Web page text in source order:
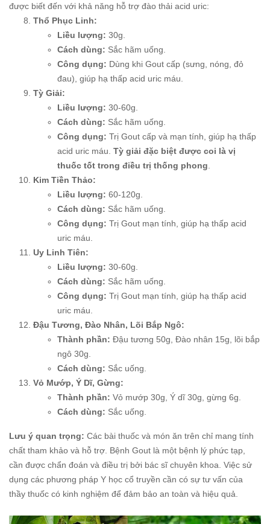
được biết đến với khả năng hỗ trợ đào thải acid uric:
Thổ Phục Linh:
Liều lượng: 30g.
Cách dùng: Sắc hãm uống.
Công dụng: Dùng khi Gout cấp (sưng, nóng, đỏ
đau), giúp hạ thấp acid uric máu.
Tỳ Giải:
Liều lượng: 30-60g.
Cách dùng: Sắc hãm uống.
Công dụng: Trị Gout cấp và mạn tính, giúp hạ thấp
acid uric máu. Tỳ giải đặc biệt được coi là vị
thuốc tốt trong điều trị thống phong
Kim Tiền Thảo:
Liều lượng: 60-120g.
Cách dùng: Sắc hãm uống.
Công dụng: Trị Gout mạn tính, giúp hạ thấp acid
uric máu.
Uy Linh Tiên:
Liều lượng: 30-60g.
Cách dùng: Sắc hãm uống.
Công dụng: Trị Gout mạn tính, giúp hạ thấp acid
uric máu.
Đậu Tương, Đào Nhân, Lõi Bắp Ngô:
Thành phần: Đậu tương 50g, Đào nhân 15g, lõi bắp
ngô 30g.
Cách dùng: Sắc uống.
Vỏ Mướp, Ý Dĩ, Gừng:
Thành phần: Vỏ mướp 30g, Ý dĩ 30g, gừng 6g.
Cách dùng: Sắc uống.
Lưu ý quan trọng: Các bài thuốc và món ăn trên chỉ mang tính
chất tham khảo và hỗ trợ. Bệnh Gout là một bệnh lý phức tạp,
cần được chẩn đoán và điều trị bởi bác sĩ chuyên khoa. Việc sử
dụng các phương pháp Y học cổ truyền cần có sự tư vấn của
thầy thuốc có kinh nghiệm để đảm bảo an toàn và hiệu quả.